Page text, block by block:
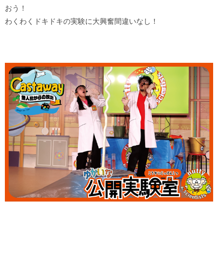
SNS
個人情報保護方針
サイトポリシー
ソーシャルメディアポリシー
おう！
わくわくドキドキの実験に大興奮間違いなし！